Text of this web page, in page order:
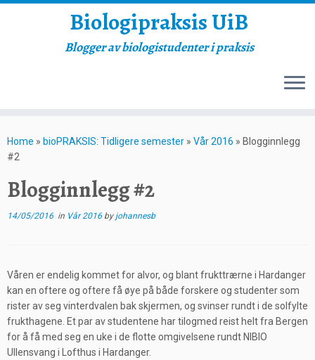
to
content
Biologipraksis UiB
Blogger av biologistudenter i praksis
Home » bioPRAKSIS: Tidligere semester » Vår 2016 » Blogginnlegg
#2
Blogginnlegg #2
14/05/2016 in Vår 2016 by johannesb
Våren er endelig kommet for alvor, og blant frukttrærne i Hardanger
kan en oftere og oftere få øye på både forskere og studenter som
rister av seg vinterdvalen bak skjermen, og svinser rundt i de solfylte
frukthagene. Et par av studentene har tilogmed reist helt fra Bergen
for å få med seg en uke i de flotte omgivelsene rundt NIBIO
Ullensvang i Lofthus i Hardanger.